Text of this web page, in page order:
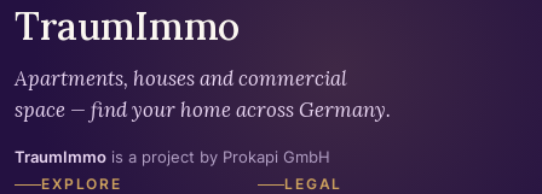
TraumImmo
Apartments, houses and commercial
space — find your home across Germany.
TraumImmo is a project by Prokapi GmbH
EXPLORE LEGAL